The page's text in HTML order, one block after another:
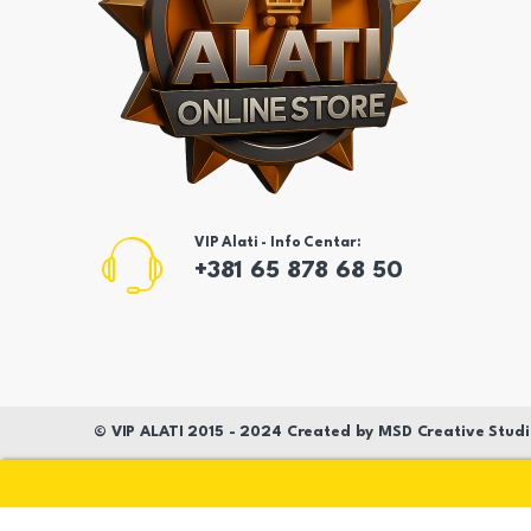
VIP Alati - Info Centar:
+381 65 878 68 50
© VIP ALATI 2015 - 2024 Created by MSD Creative